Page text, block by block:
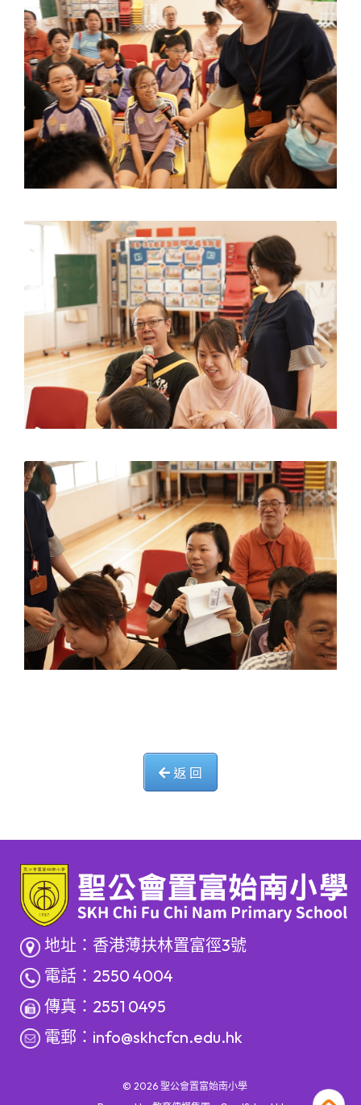
返 回
地址：香港薄扶林置富徑3號
電話：2550 4004
傳真：2551 0495
電郵： info@skhcfcn.edu.hk
© 2026 聖公會置富始南小學